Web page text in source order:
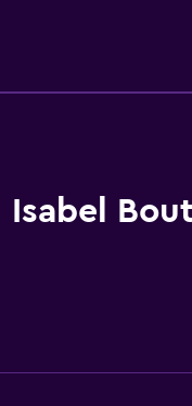
Isabel